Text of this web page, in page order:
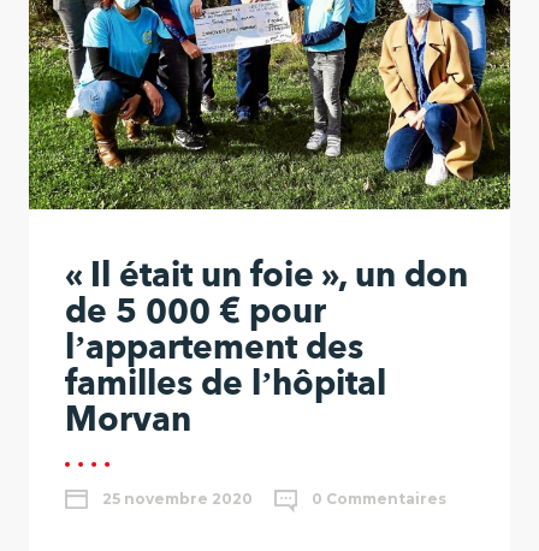
« Il était un foie », un don
de 5 000 € pour
l’appartement des
familles de l’hôpital
Morvan
25 novembre 2020 0 Commentaires